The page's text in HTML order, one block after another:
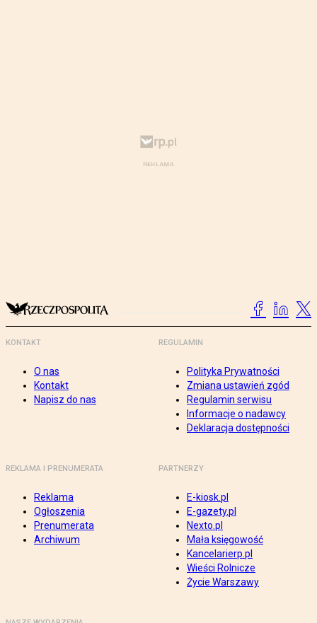
KONTAKT
O nas
Kontakt
Napisz do nas
REGULAMIN
Polityka Prywatności
Zmiana ustawień zgód
Regulamin serwisu
Informacje o nadawcy
Deklaracja dostępności
REKLAMA I PRENUMERATA
Reklama
Ogłoszenia
Prenumerata
Archiwum
PARTNERZY
E-kiosk.pl
E-gazety.pl
Nexto.pl
Mała księgowość
Kancelarierp.pl
Wieści Rolnicze
Życie Warszawy